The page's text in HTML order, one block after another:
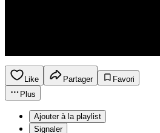
Like Partager
Favori
Plus
Ajouter à la playlist
Signaler